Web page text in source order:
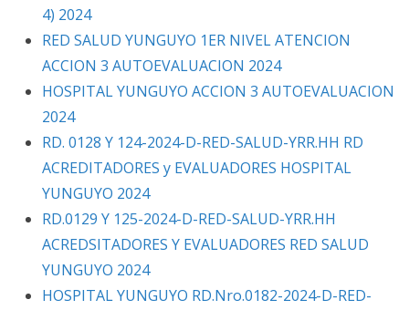
4) 2024
RED SALUD YUNGUYO 1ER NIVEL ATENCION
ACCION 3 AUTOEVALUACION 2024
HOSPITAL YUNGUYO ACCION 3 AUTOEVALUACION
2024
RD. 0128 Y 124-2024-D-RED-SALUD-YRR.HH RD
ACREDITADORES y EVALUADORES HOSPITAL
YUNGUYO 2024
RD.0129 Y 125-2024-D-RED-SALUD-YRR.HH
ACREDSITADORES Y EVALUADORES RED SALUD
YUNGUYO 2024
HOSPITAL YUNGUYO RD.Nro.0182-2024-D-RED-